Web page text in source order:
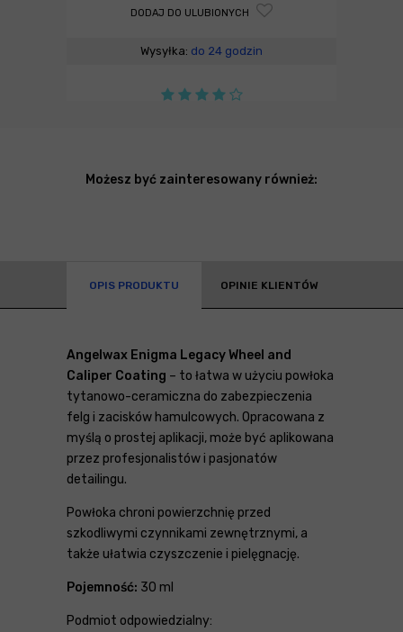
DODAJ DO ULUBIONYCH
Wysyłka: do 24 godzin
Możesz być zainteresowany również:
OPIS PRODUKTU OPINIE KLIENTÓW
Angelwax Enigma Legacy Wheel and
Caliper Coating – to łatwa w użyciu powłoka
tytanowo-ceramiczna do zabezpieczenia
felg i zacisków hamulcowych. Opracowana z
myślą o prostej aplikacji, może być aplikowana
przez profesjonalistów i pasjonatów
detailingu.
Powłoka chroni powierzchnię przed
szkodliwymi czynnikami zewnętrznymi, a
także ułatwia czyszczenie i pielęgnację.
Pojemność: 30 ml
Podmiot odpowiedzialny: